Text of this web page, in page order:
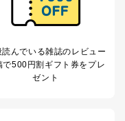
読んでいる雑誌のレビュー
で500円割ギフト券をプレ
ゼント